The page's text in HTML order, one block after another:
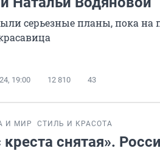
серьезные планы, пока на
19:00 12 810 43
И МИР СТИЛЬ И КРАСОТА
креста снятая».